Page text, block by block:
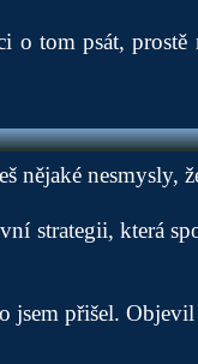
o tom psát,
nějaké nesmysly,
strategii, která
jsem přišel. Objevil